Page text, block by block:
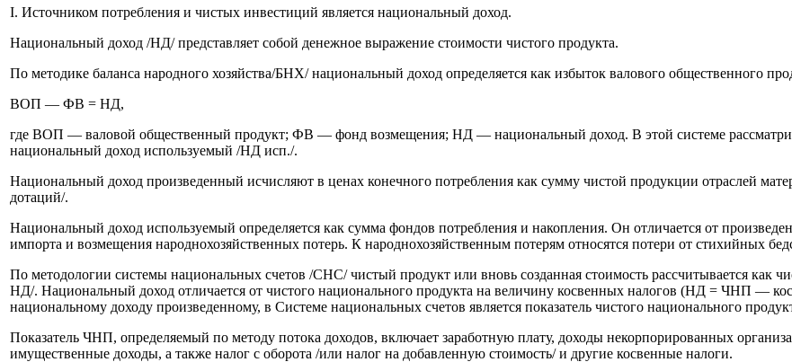
I. Источником потребления и чистых инвестиций является национальный доход.
Национальный доход /НД/ представляет собой денежное выражение стоимости чистого продукта.
По методике баланса народного хозяйства/БНХ/ национальный доход определяется как избыток валового общественного
ВОП — ФВ = НД,
где ВОП — валовой общественный продукт; ФВ — фонд возмещения; НД — национальный доход. В этой системе
национальный доход используемый /НД исп./.
Национальный доход произведенный исчисляют в ценах конечного потребления как сумму чистой продукции отраслей
дотаций/.
Национальный доход используемый определяется как сумма фондов потребления и накопления. Он отличается от
импорта и возмещения народнохозяйственных потерь. К народнохозяйственным потерям относятся потери от стихийных
По методологии системы национальных счетов /СНС/ чистый продукт или вновь созданная стоимость рассчитывается
НД/. Национальный доход отличается от чистого национального продукта на величину косвенных налогов (НД = ЧНП —
национальному доходу произведенному, в Системе национальных счетов является показатель чистого национального
Показатель ЧНП, определяемый по методу потока доходов, включает заработную плату, доходы некорпорированных
имущественные доходы, а также налог с оборота /или налог на добавленную стоимость/ и другие косвенные налоги.